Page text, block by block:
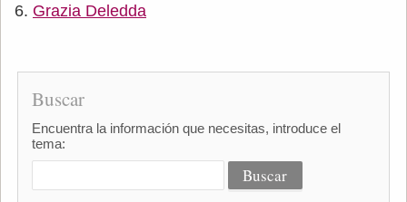
Grazia Deledda
Buscar
Encuentra la información que necesitas, introduce el
tema: